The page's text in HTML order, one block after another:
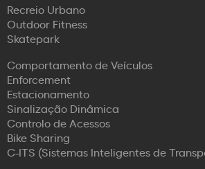
Recreio Urbano
Outdoor Fitness
Skatepark
Comportamento de Veículos
Enforcement
Estacionamento
Sinalização Dinâmica
Controlo de Acessos
Bike Sharing
C-ITS (Sistemas Inteligentes de